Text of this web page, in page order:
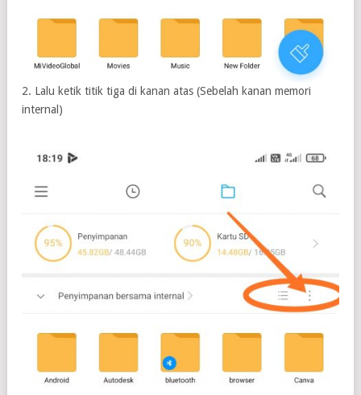
2. Lalu ketik titik tiga di kanan atas (Sebelah kanan memori
internal)